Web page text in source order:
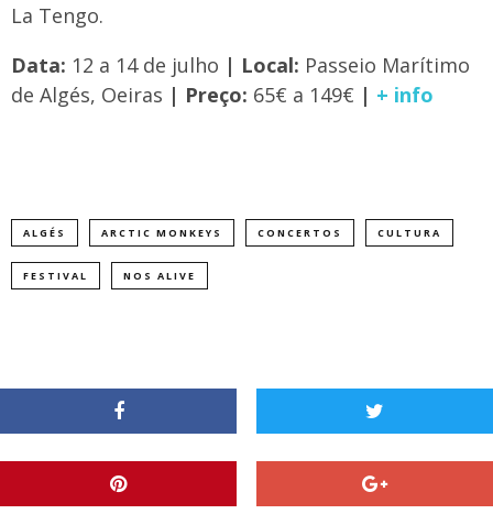
La Tengo.
Data: 12 a 14 de julho | Local: Passeio Marítimo
de Algés, Oeiras | Preço: 65€ a 149€ | + info
ALGÉS ARCTIC MONKEYS CONCERTOS CULTURA
FESTIVAL NOS ALIVE